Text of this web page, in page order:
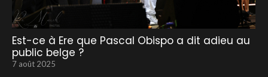
Est-ce à Ere que Pascal Obispo a dit adieu au
public belge ?
7 août 2025